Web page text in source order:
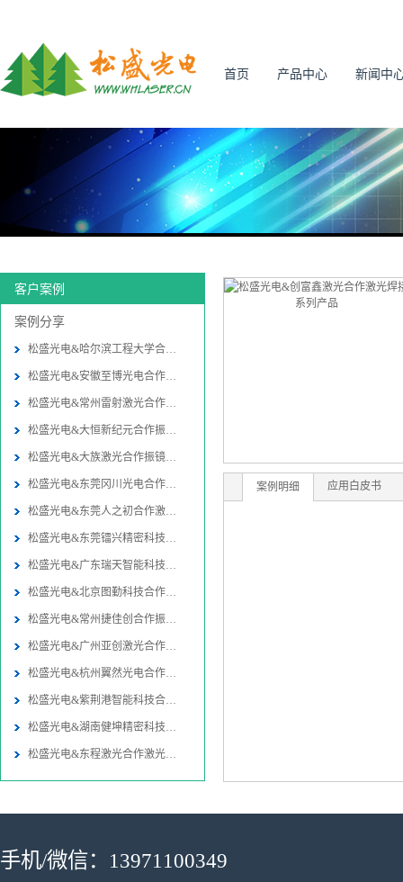
首页 产品中心 新闻中
客户案例
案例分享
松盛光电&哈尔滨工程大学合作振
松盛光电&安徽至博光电合作振镜
松盛光电&常州雷射激光合作振镜
松盛光电&大恒新纪元合作振镜同
松盛光电&大族激光合作振镜同轴
松盛光电&东莞冈川光电合作振镜
松盛光电&东莞人之初合作激光焊
松盛光电&东莞镭兴精密科技合作
松盛光电&广东瑞天智能科技合作
松盛光电&北京图勤科技合作振镜
松盛光电&常州捷佳创合作振镜同
松盛光电&广州亚创激光合作激光
松盛光电&杭州翼然光电合作激光
松盛光电&紫荆港智能科技合作激
松盛光电&湖南健坤精密科技合作
松盛光电&东程激光合作激光切割
案例明细 应用白皮书
手机/微信：13971100349